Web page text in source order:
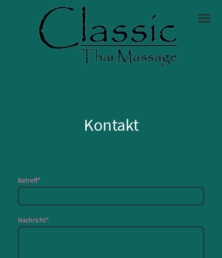
Kontakt
Betreff*
Nachricht*